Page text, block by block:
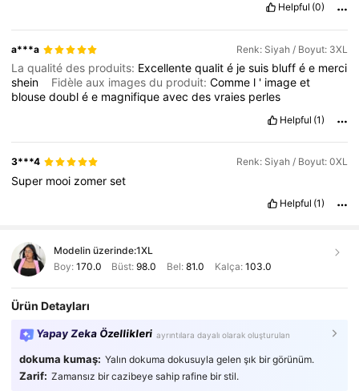
Helpful (0)
a***a Renk: Siyah / Boyut: 3XL
La qualité des produits: Excellentequalité jesuis bluffée merci
shein
Fidèle aux images du produit:Comme l ' imageet
blousedoublée magnifiqueavecdesvraies perles
Helpful (1)
3***4 Renk: Siyah / Boyut: 0XL
Super mooi zomerset
Helpful (1)
Modelin üzerinde:1XL
Boy: 170.0 Büst:98.0 Bel: 81.0 Kalça: 103.0
Ürün Detayları
Yapay Zeka Özellikleri ayrıntılara dayalı olarak oluşturulan
dokuma kumaş: Yalın dokuma dokusuyla gelen şık bir görünüm.
Zarif: Zamansız bir cazibeye sahip rafine bir stil.